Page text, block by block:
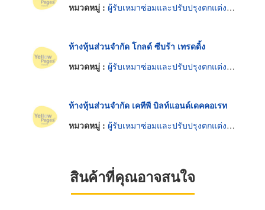
หมวดหมู่ : ผู้รับเหมาซ่อมและปรับปรุงตกแต่งและงานระบบอาคาร
ห้างหุ้นส่วนจำกัด โกลด์ ซีบร้า เทรดดิ้ง
หมวดหมู่ : ผู้รับเหมาซ่อมและปรับปรุงตกแต่งและงานระบบอาคาร
ห้างหุ้นส่วนจำกัด เคทีพี บิลท์แอนด์เดคคอเรท
หมวดหมู่ : ผู้รับเหมาซ่อมและปรับปรุงตกแต่งและงานระบบอาคาร
สินค้าที่คุณอาจสนใจ